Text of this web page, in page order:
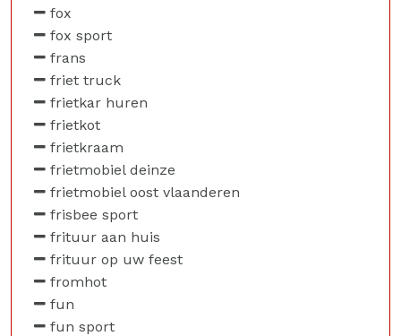
fox
fox sport
frans
friet truck
frietkar huren
frietkot
frietkraam
frietmobiel deinze
frietmobiel oost vlaanderen
frisbee sport
frituur aan huis
frituur op uw feest
fromhot
fun
fun sport